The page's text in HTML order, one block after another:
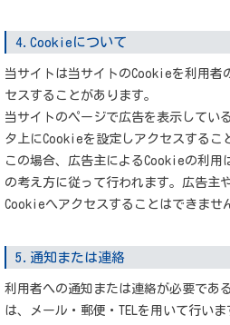
4.Cookieについて
当サイトは当サイトのCookieを利用者
セスすることがあります。
当サイトのページで広告を表示してい
タ上にCookieを設定しアクセスするこ
この場合、広告主によるCookieの利用
の考え方に従って行われます。広告主
Cookieへアクセスすることはできませ
5.通知または連絡
利用者への通知または連絡が必要であ
は、メール・郵便・TELを用いて行いま